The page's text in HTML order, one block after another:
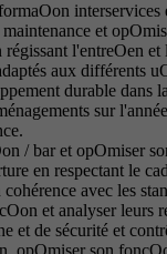
et
l'entreOen et
aux différents
durable dans
sur
/ bar et opOmiser
en respectant le
avec les
et analyser leurs
et de sécurité et
opOmiser son